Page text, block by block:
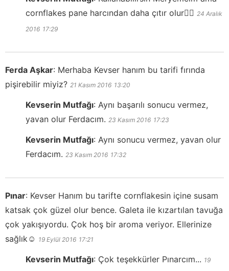
cornflakes pane harcından daha çıtır olur👍🏻 24 Aralık
2016 17:29
Ferda Aşkar: Merhaba Kevser hanım bu tarifi fırında
pişirebilir miyiz? 21 Kasım 2016 13:20
Kevserin Mutfağı: Aynı başarılı sonucu vermez,
yavan olur Ferdacım. 23 Kasım 2016 17:23
Kevserin Mutfağı: Aynı sonucu vermez, yavan olur
Ferdacım. 23 Kasım 2016 17:32
Pınar: Kevser Hanım bu tarifte cornflakesin içine susam
katsak çok güzel olur bence. Galeta ile kızartılan tavuğa
çok yakışıyordu. Çok hoş bir aroma veriyor. Ellerinize
sağlık☺️ 19 Eylül 2016 17:21
Kevserin Mutfağı: Çok teşekkürler Pınarcım... 19